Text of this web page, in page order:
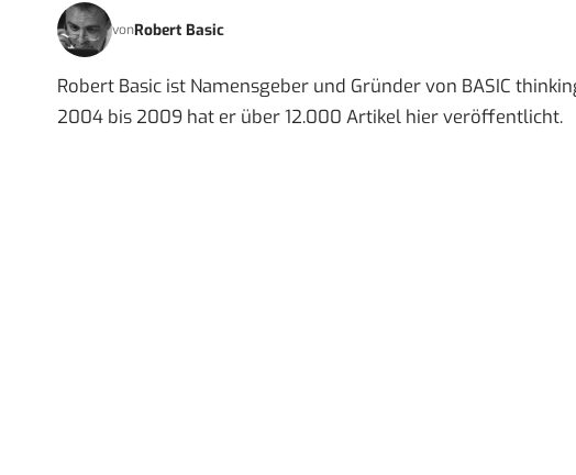
vonRobert Basic
Robert Basic ist Namensgeber und Gründer von BASIC
2004 bis 2009 hat er über 12.000 Artikel hier veröffentlicht.